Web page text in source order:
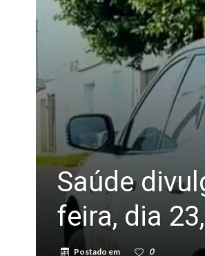
Saúde
feira, dia
Postado em 0